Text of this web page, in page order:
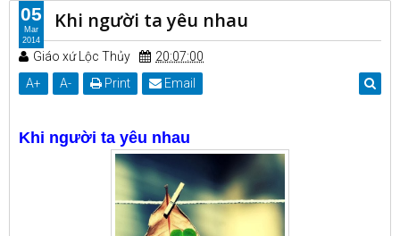
Khi người ta yêu nhau
Giáo xứ Lộc Thủy
20:07:00
A+ A- Print Email
Khi người ta yêu nhau
05
Mar
2014